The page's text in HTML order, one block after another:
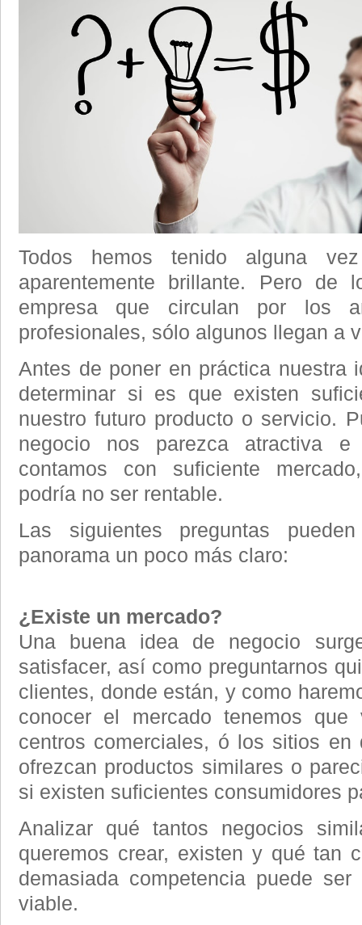
Todos hemos tenido alguna
aparentemente brillante. Pero de
empresa que circulan por los
profesionales, sólo algunos llegan a
Antes de poner en práctica nuestra
determinar si es que existen
nuestro futuro producto o servicio.
negocio nos parezca atractiva
contamos con suficiente
podría no ser rentable.
Las siguientes preguntas
panorama un poco más claro:
¿Existe un mercado?
Una buena idea de negocio
satisfacer, así como preguntarnos
clientes, donde están, y como
conocer el mercado tenemos
centros comerciales, ó los sitios en
ofrezcan productos similares o
si existen suficientes consumidores
Analizar qué tantos negocios
queremos crear, existen y qué tan
demasiada competencia puede
viable.